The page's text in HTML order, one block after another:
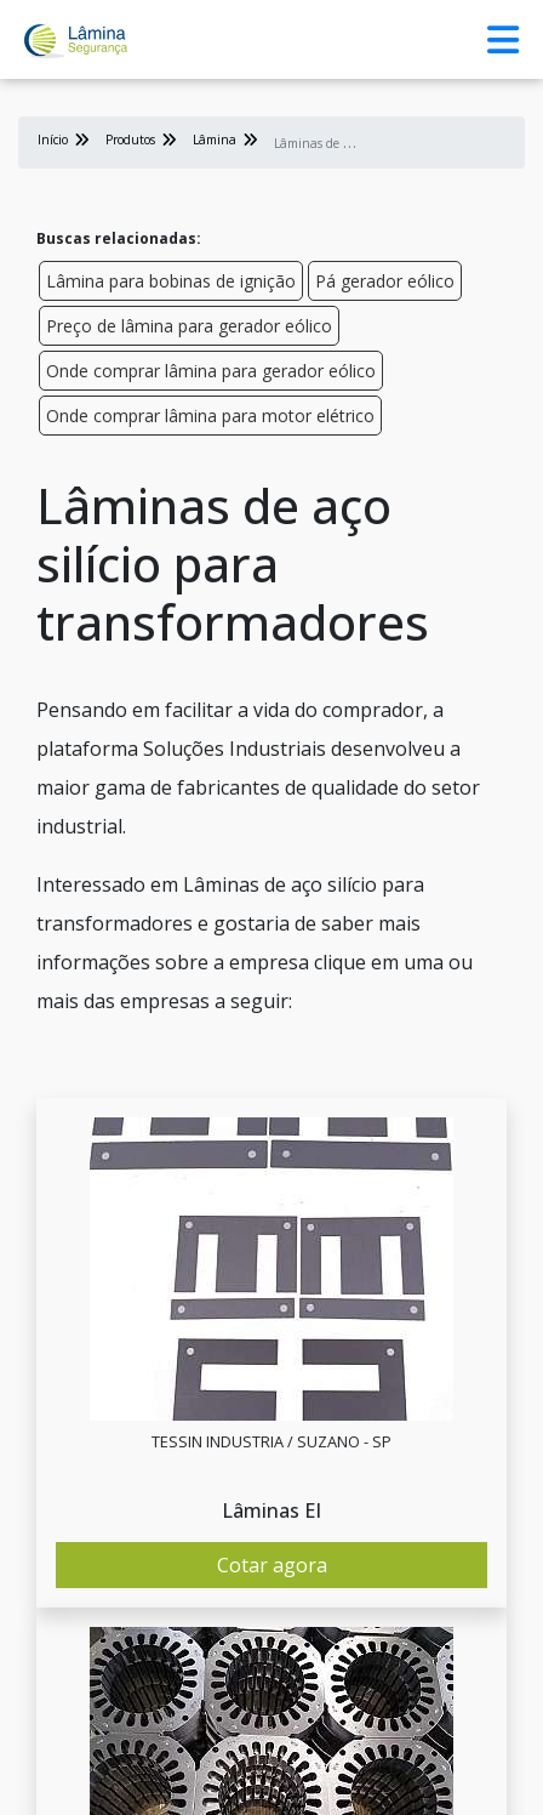
Início Produtos Lâmina L
âminas de aço silício para transformadores
Buscas relacionadas:
Lâmina para bobinas de ignição
Pá gerador eólico
Preço de lâmina para gerador eólico
Onde comprar lâmina para gerador eólico
Onde comprar lâmina para motor elétrico
Lâminas de aço
silício para
transformadores
Pensando em facilitar a vida do comprador, a
plataforma Soluções Industriais desenvolveu a
maior gama de fabricantes de qualidade do setor
industrial.
Interessado em Lâminas de aço silício para
transformadores e gostaria de saber mais
informações sobre a empresa clique em uma ou
mais das empresas a seguir:
TESSIN INDUSTRIA / SUZANO - SP
Lâminas EI
Cotar agora